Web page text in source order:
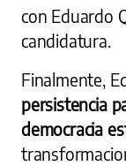
con Eduardo
candidatura.
Finalmente,
persistencia
democracia